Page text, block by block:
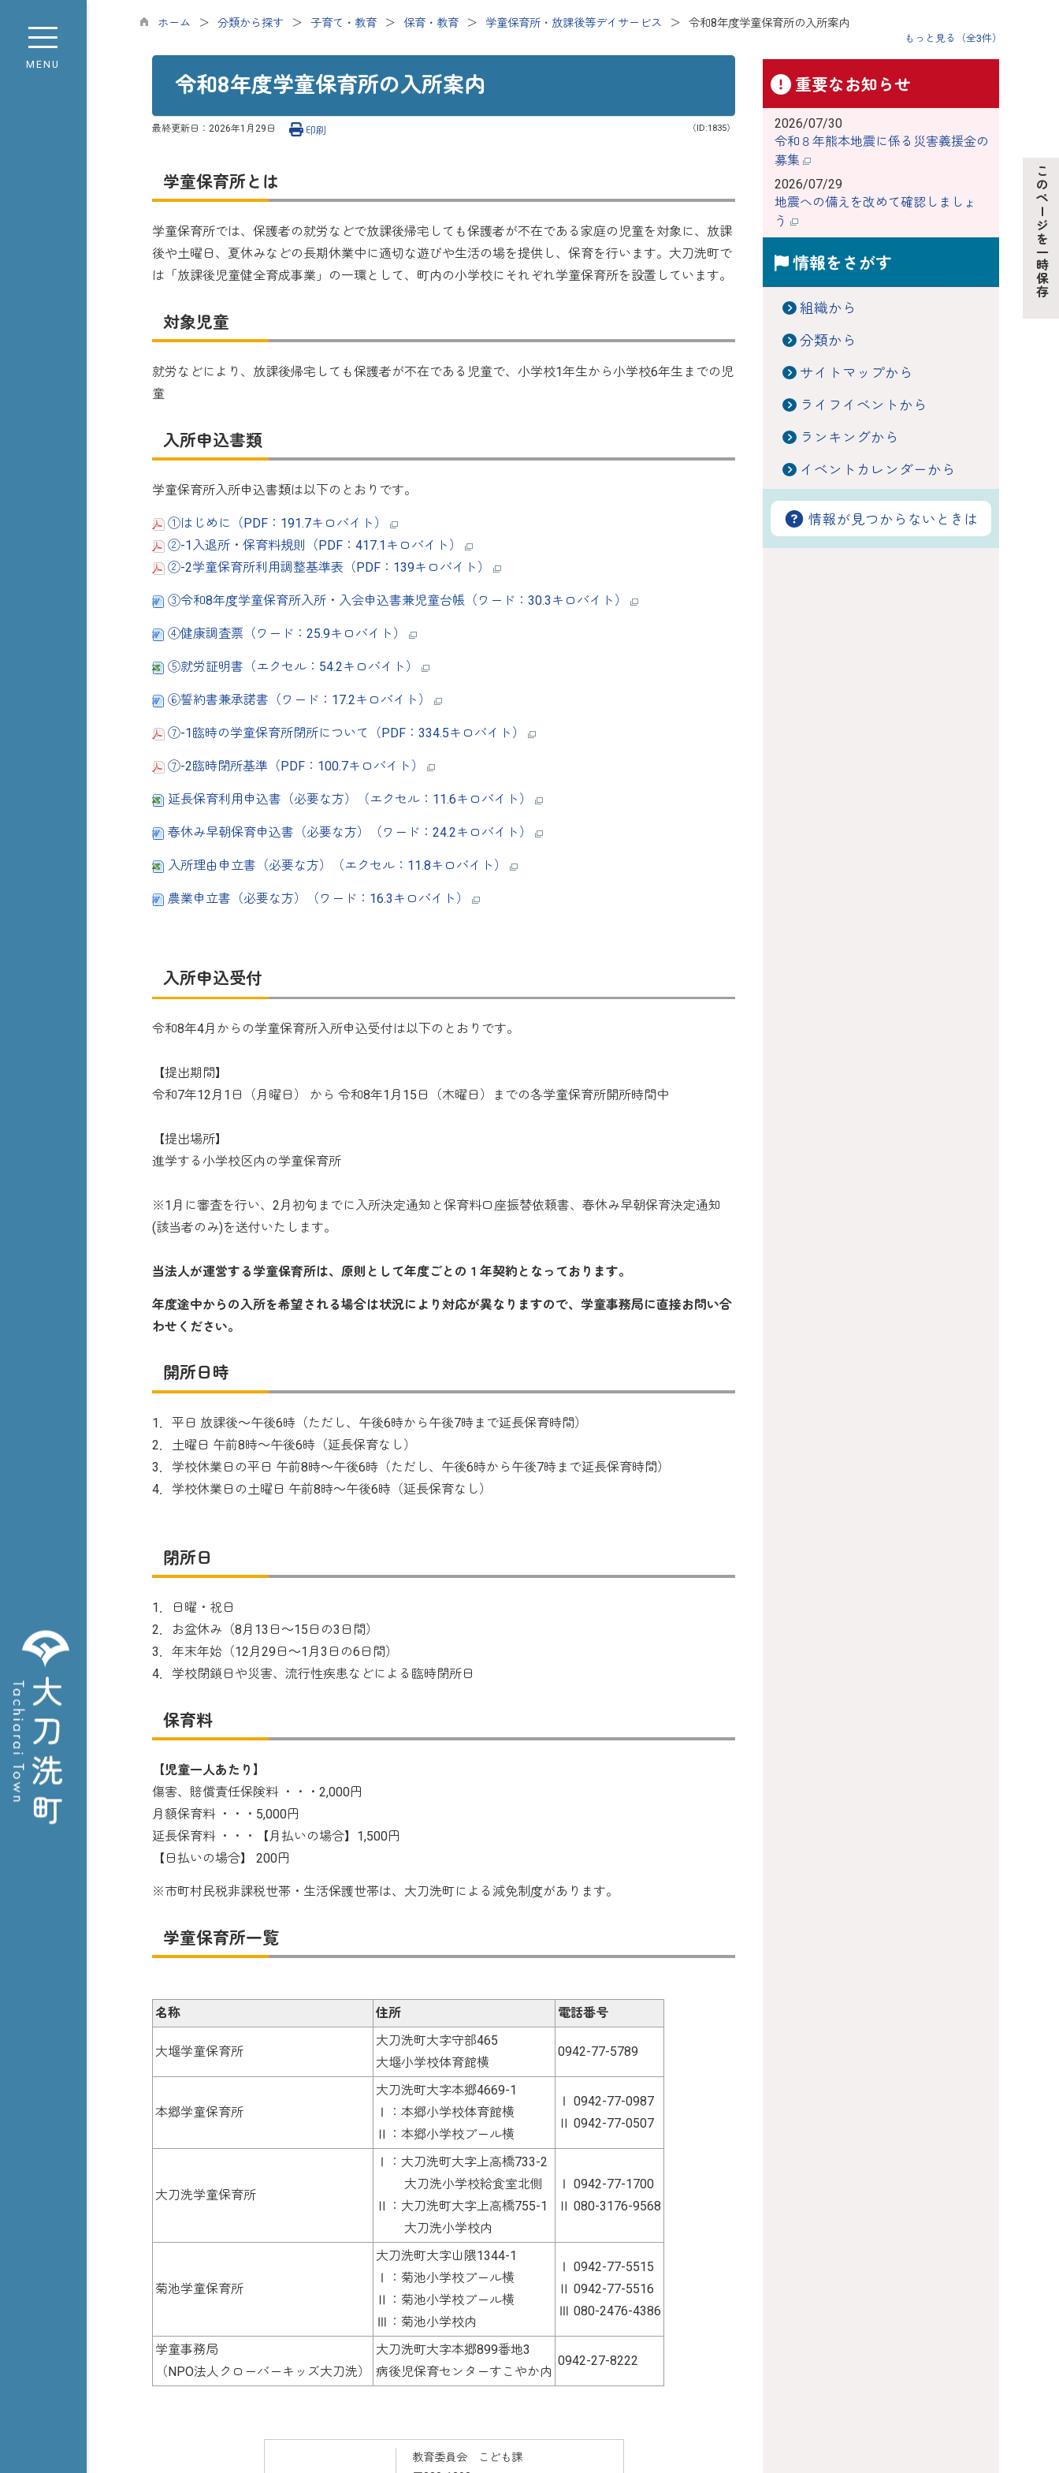
MENU
ホーム 分類から探す 子育て・教育 保育・教育 学童保育所・放課後等デイサービス 令和8年度学童保育所の入所案内
もっと見る（全3件）
令和8年度学童保育所の入所案内
最終更新日： 2026年1月29日 （ID:1835）
印刷
学童保育所とは
学童保育所では、保護者の就労などで放課後帰宅しても保護者が不在である家庭の児童を対象に、放課
後や土曜日、夏休みなどの長期休業中に適切な遊びや生活の場を提供し、保育を行います。大刀洗町で
は「放課後児童健全育成事業」の一環として、町内の小学校にそれぞれ学童保育所を設置しています。
対象児童
就労などにより、放課後帰宅しても保護者が不在である児童で、小学校1年生から小学校6年生までの児
童
入所申込書類
学童保育所入所申込書類は以下のとおりです。
①はじめに（PDF：191.7キロバイト）
②-1入退所・保育料規則（PDF：417.1キロバイト）
②-2学童保育所利用調整基準表（PDF：139キロバイト）
③令和8年度学童保育所入所・入会申込書兼児童台帳（ワード：30.3キロバイト）
④健康調査票（ワード：25.9キロバイト）
⑤就労証明書（エクセル：54.2キロバイト）
⑥誓約書兼承諾書（ワード：17.2キロバイト）
⑦-1臨時の学童保育所閉所について（PDF：334.5キロバイト）
⑦-2臨時閉所基準（PDF：100.7キロバイト）
延長保育利用申込書（必要な方）（エクセル：11.6キロバイト）
春休み早朝保育申込書（必要な方）（ワード：24.2キロバイト）
入所理由申立書（必要な方）（エクセル：11.8キロバイト）
農業申立書（必要な方）（ワード：16.3キロバイト）
入所申込受付
令和8年4月からの学童保育所入所申込受付は以下のとおりです。
【提出期間】
令和7年12月1日（月曜日） から 令和8年1月15日（木曜日）までの各学童保育所開所時間中
【提出場所】
進学する小学校区内の学童保育所
※1月に審査を行い、2月初旬までに入所決定通知と保育料口座振替依頼書、春休み早朝保育決定通知
(該当者のみ)を送付いたします。
当法人が運営する学童保育所は、原則として年度ごとの１年契約となっております。
年度途中からの入所を希望される場合は状況により対応が異なりますので、学童事務局に直接お問い合
わせください。
開所日時
1．平日 放課後～午後6時（ただし、午後6時から午後7時まで延長保育時間）
2．土曜日 午前8時～午後6時（延長保育なし）
3．学校休業日の平日 午前8時～午後6時（ただし、午後6時から午後7時まで延長保育時間）
4．学校休業日の土曜日 午前8時～午後6時（延長保育なし）
閉所日
1．日曜・祝日
2．お盆休み（8月13日～15日の3日間）
3．年末年始（12月29日～1月3日の6日間）
4．学校閉鎖日や災害、流行性疾患などによる臨時閉所日
保育料
【児童一人あたり】
傷害、賠償責任保険料 ・・・2,000円
月額保育料 ・・・5,000円
延長保育料 ・・・【月払いの場合】1,500円
【日払いの場合】 200円
※市町村民税非課税世帯・生活保護世帯は、大刀洗町による減免制度があります。
学童保育所一覧
名称 住所 電話番号
大堰学童保育所
大刀洗町大字守部465
大堰小学校体育館横
0942-77-5789
本郷学童保育所
大刀洗町大字本郷4669-1
Ⅰ：本郷小学校体育館横
Ⅱ：本郷小学校プール横
Ⅰ 0942-77-0987
Ⅱ 0942-77-0507
大刀洗学童保育所
Ⅰ：大刀洗町大字上高橋733-2
大刀洗小学校給食室北側
Ⅱ：大刀洗町大字上高橋755-1
大刀洗小学校内
Ⅰ 0942-77-1700
Ⅱ 080-3176-9568
菊池学童保育所
大刀洗町大字山隈1344-1
Ⅰ：菊池小学校プール横
Ⅱ：菊池小学校プール横
Ⅲ：菊池小学校内
Ⅰ 0942-77-5515
Ⅱ 0942-77-5516
Ⅲ 080-2476-4386
学童事務局
（NPO法人クローバーキッズ大刀洗）
大刀洗町大字本郷899番地3
病後児保育センターすこやか内
0942-27-8222
教育委員会 こども課
重要なお知らせ
2026/07/30
令和８年熊本地震に係る災害義援金の
募集
2026/07/29
地震への備えを改めて確認しましょ
う
情報をさがす
組織から
分類から
サイトマップから
ライフイベントから
ランキングから
イベントカレンダーから
情報が見つからないときは
このページを一時保存